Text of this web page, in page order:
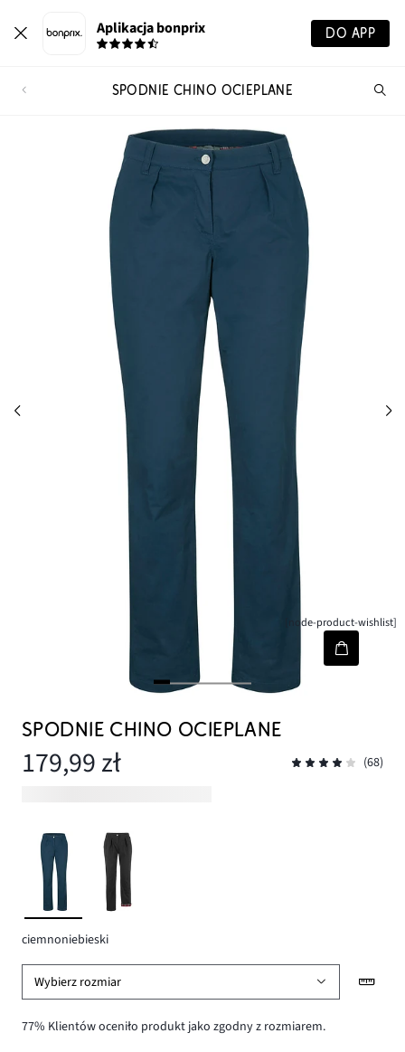
Aplikacja bonprix DO APP
SPODNIE CHINO OCIEPLANE
[node-product-wishlist]
SPODNIE CHINO OCIEPLANE
179,99 zł (68)
ciemnoniebieski
Wybierz rozmiar
77% Klientów oceniło produkt jako zgodny z rozmiarem.